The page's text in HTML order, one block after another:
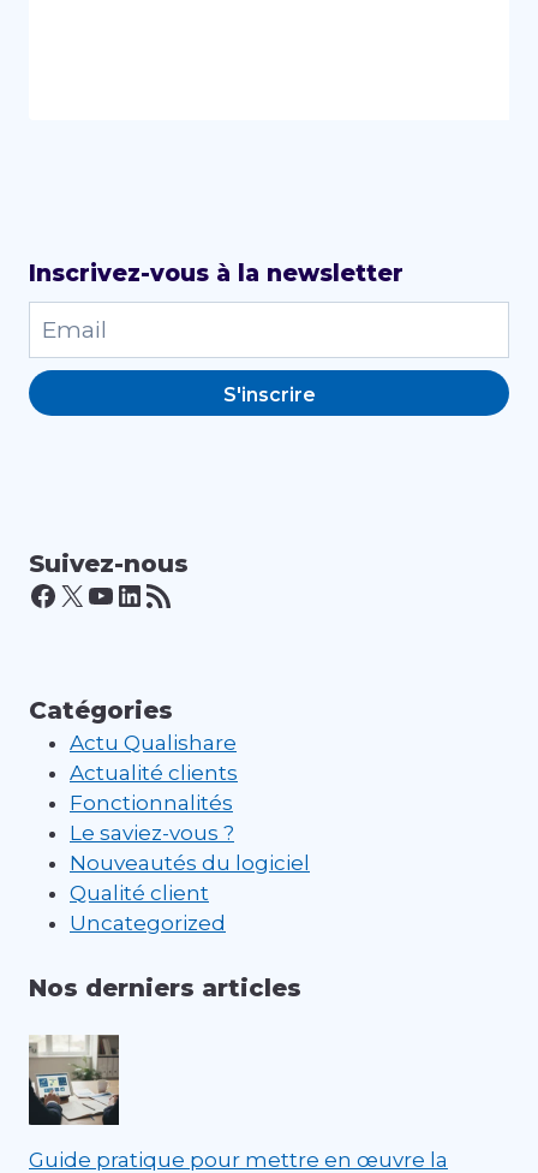
Inscrivez-vous à la newsletter
S'inscrire
Suivez-nous
Facebook
X YouTube
LinkedIn
Flux RSS
Catégories
Actu Qualishare
Actualité clients
Fonctionnalités
Le saviez-vous ?
Nouveautés du logiciel
Qualité client
Uncategorized
Nos derniers articles
Guide pratique pour mettre en œuvre la